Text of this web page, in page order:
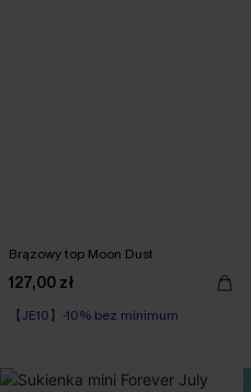
Brązowy top Moon Dust
127,00 zł
【JE10】-10% bez minimum